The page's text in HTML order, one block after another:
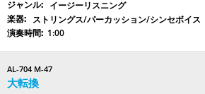
イージーリスニング
ストリングス/パーカッション/シンセボイス
1:00
AL-704 M-47
大転換